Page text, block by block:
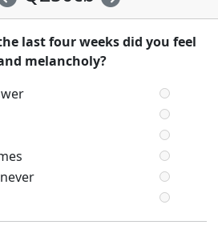
last four weeks did you feel
melancholy?